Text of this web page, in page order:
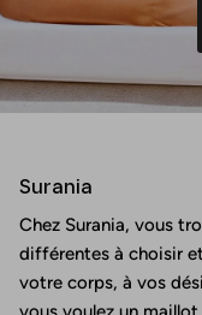
Surania
Chez Surania, vous
différentes à choisir
votre corps, à vos